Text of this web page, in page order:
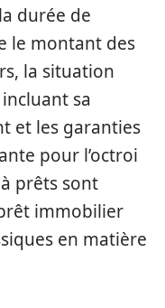
durée de
le montant des
la situation
sa
et les garanties
pour l’octroi
prêts sont
immobilier
en matière